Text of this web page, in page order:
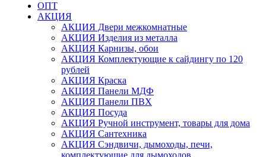
ОПТ
АКЦИЯ
АКЦИЯ Двери межкомнатные
АКЦИЯ Изделия из металла
АКЦИЯ Карнизы, обои
АКЦИЯ Комплектующие к сайдингу по 120
рублей
АКЦИЯ Краска
АКЦИЯ Панели МДФ
АКЦИЯ Панели ПВХ
АКЦИЯ Посуда
АКЦИЯ Ручной инструмент, товары для дома
АКЦИЯ Сантехника
АКЦИЯ Сэндвичи, дымоходы, печи,
комплектующие для дымоходов